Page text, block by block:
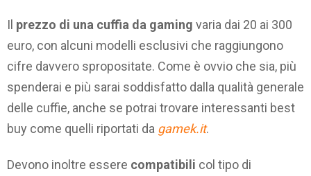
Il prezzo di una cuffia da gaming varia dai 20 ai 300
euro, con alcuni modelli esclusivi che raggiungono
cifre davvero spropositate. Come è ovvio che sia, più
spenderai e più sarai soddisfatto dalla qualità generale
delle cuffie, anche se potrai trovare interessanti best
buy come quelli riportati da gamek.it.
Devono inoltre essere compatibili col tipo di